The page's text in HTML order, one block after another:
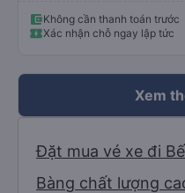
Không cần thanh toán trước
Xác nhận chỗ ngay lập tức
Xem
Đặt mua vé xe đi
Bàng chất lượng